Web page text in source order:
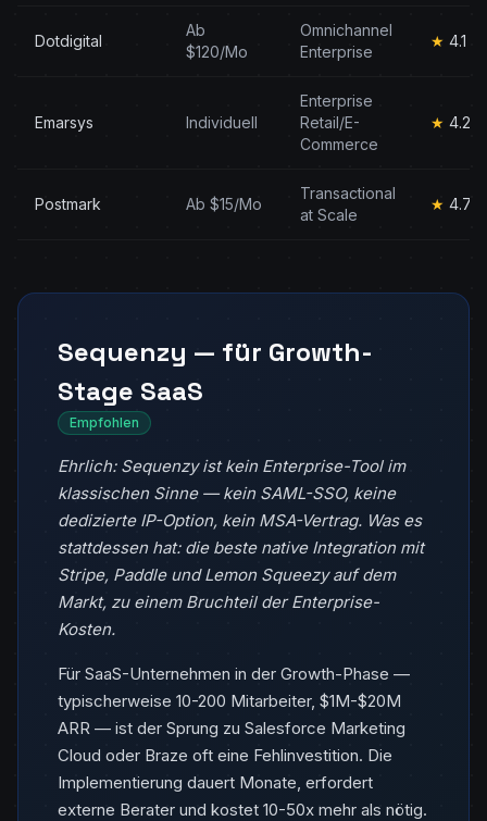
Dotdigital
Ab
$120/Mo
Omnichannel
Enterprise
★ 4.1
Emarsys Individuell
Enterprise
Retail/E-
Commerce
★ 4.2
Postmark Ab $15/Mo
Transactional
at Scale
★ 4.7
Sequenzy — für Growth-
Stage SaaS
Empfohlen
Ehrlich: Sequenzy ist kein Enterprise-Tool im
klassischen Sinne — kein SAML-SSO, keine
dedizierte IP-Option, kein MSA-Vertrag. Was es
stattdessen hat: die beste native Integration mit
Stripe, Paddle und Lemon Squeezy auf dem
Markt, zu einem Bruchteil der Enterprise-
Kosten.
Für SaaS-Unternehmen in der Growth-Phase —
typischerweise 10-200 Mitarbeiter, $1M-$20M
ARR — ist der Sprung zu Salesforce Marketing
Cloud oder Braze oft eine Fehlinvestition. Die
Implementierung dauert Monate, erfordert
externe Berater und kostet 10-50x mehr als nötig.